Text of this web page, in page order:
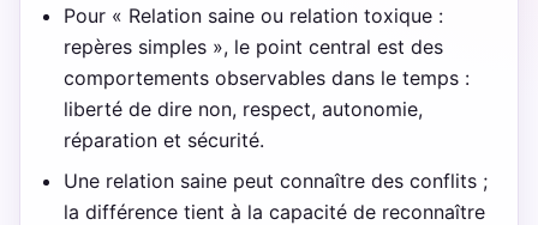
Pour « Relation saine ou relation toxique :
repères simples », le point central est des
comportements observables dans le temps :
liberté de dire non, respect, autonomie,
réparation et sécurité.
Une relation saine peut connaître des conflits ;
la différence tient à la capacité de reconnaître